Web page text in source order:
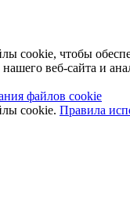
cookie, чтобы
веб-сайта и
файлов cookie
cookie. Правила